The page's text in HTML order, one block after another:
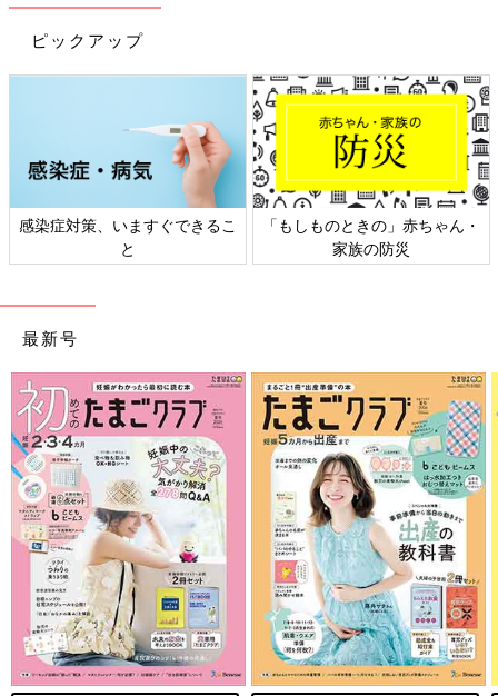
ピックアップ
日本外来小児科学会リーフレッ
ト検討会
六星占術 細木かおりさんの人生
相談
最新号